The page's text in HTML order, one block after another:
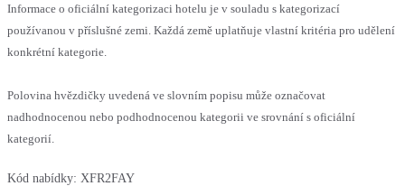
Informace o oficiální kategorizaci hotelu je v souladu s kategorizací
používanou v příslušné zemi. Každá země uplatňuje vlastní kritéria pro udělení
konkrétní kategorie.
Polovina hvězdičky uvedená ve slovním popisu může označovat
nadhodnocenou nebo podhodnocenou kategorii ve srovnání s oficiální
kategorií.
Kód nabídky: XFR2FAY